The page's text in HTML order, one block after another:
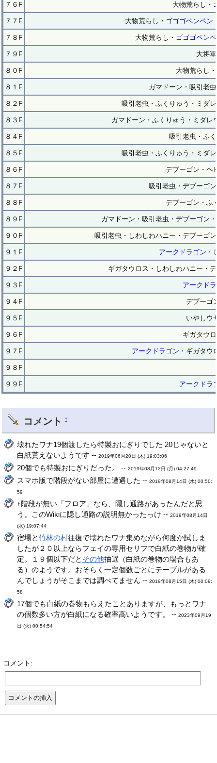
７６F 大物荒らし・
７７F 大物荒らし・ ゴゴゴペンペン
７８F 大物荒らし・ ゴゴゴペン
７９F 大将
８０F 大物荒らし
８１F ガマドーン・吸引老
８２F 吸引老虫・ふくりゅう・ミダ
８３F ガマドーン・ふくりゅう・ミダ
８４F 吸引老虫・ふ
８５F 吸引老虫・ふくりゅう・ミダ
８６F デブーゴン・ヘ
８７F 吸引老虫・デブーゴ
８８F デブーゴン・ふ
８９F ガマドーン・吸引老虫・デブーゴン
９０F 吸引老虫・しわしわハニー・デブーゴ
９１F アークドラゴン
９２F ギガタウロス・しわしわハニー・
９３F アークド
９４F デブーゴ
９５F いやしウ
９６F ギガタウ
９７F アークドラゴン ・ギガタ
９８F
９９F アークドラ
コメント †
壊れたワナ19個渡したら特製おにぎりでした 20じゃないと
白紙貰えないようです --2019年06月20日 (木) 19:03:06
20個でも特製おにぎりだった。 --2019年08月12日 (月) 04:27:49
スマホ版で階段がない部屋に遭遇した --2019年08月14日 (水) 00:50:
59
↑階段が無い「フロア」なら、隠し通路があったんだと思
う。このWikiに隠し通路の説明無かったっけ --2019年08月14日
(水) 19:07:44
宿場と竹林の村往復で壊れたワナ集めながら何度か試しま
したが２０以上ならフェイの専用セリフで白紙の巻物が確
定。１９個以下だと その他抽選（白紙の巻物の場合もあ
る）のようです。おそらく一定個数ごとにテーブルがある
んでしょうがそこまでは調べてません --2019年08月15日 (木) 00:09:
58
17個でも白紙の巻物もらえたことありますが、もっとワナ
の個数多い方が白紙になる確率高いようです。 --2023年09月19
日 (火) 00:54:54
コメント: